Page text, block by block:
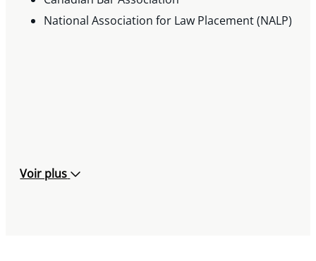
National Association for Law Placement (NALP)
Voir plus